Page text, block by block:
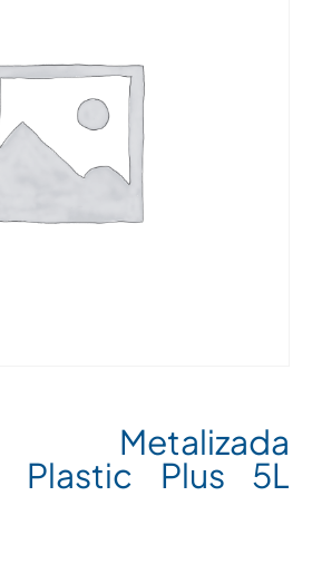
Metalizada
Plastic Plus 5L